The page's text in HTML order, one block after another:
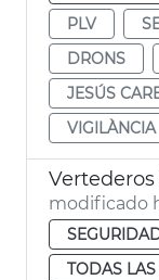
PLV
DRONS
JESÚS
VIGILÀNCIA
modificado
TODAS